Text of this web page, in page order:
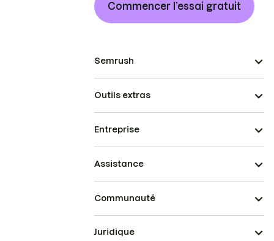
Commencer l’essai gratuit
Semrush
Outils extras
Entreprise
Assistance
Communauté
Juridique